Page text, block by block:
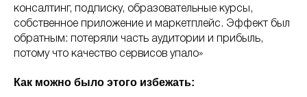
консалтинг, подписку, образовательные курсы,
собственное приложение и маркетплейс. Эффект был
обратным: потеряли часть аудитории и прибыль,
потому что качество сервисов упало»
Как можно было этого избежать: